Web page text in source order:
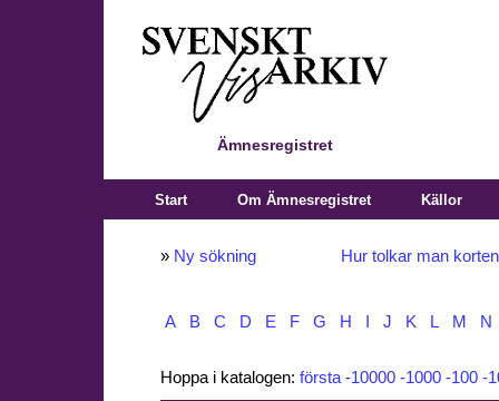
Ämnesregistret
Start Om Ämnesregistret Källor
» Ny sökning Hur tolkar man
A B C D E F G H J K L M N
Hoppa i katalogen: första -10000 -1000 -100 -